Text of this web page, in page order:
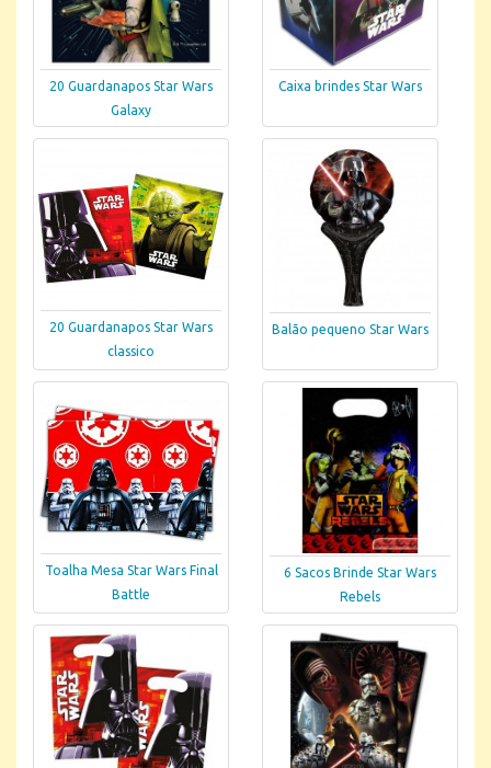
20 Guardanapos Star Wars
Galaxy
Caixa brindes Star Wars
20 Guardanapos Star Wars
classico
Balão pequeno Star Wars
Toalha Mesa Star Wars Final
Battle
6 Sacos Brinde Star Wars
Rebels